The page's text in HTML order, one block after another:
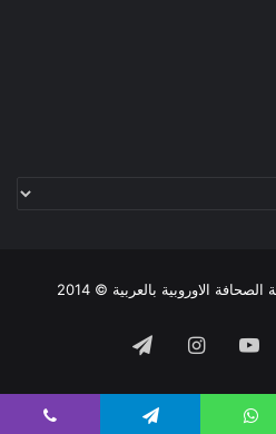
الاوروبية بالعربية © 2014
يوتيوبانستقرامتيلقرام